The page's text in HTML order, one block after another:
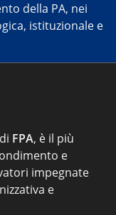
della PA, nei
istituzionale e
FPA, è il più
e
impegnate
e